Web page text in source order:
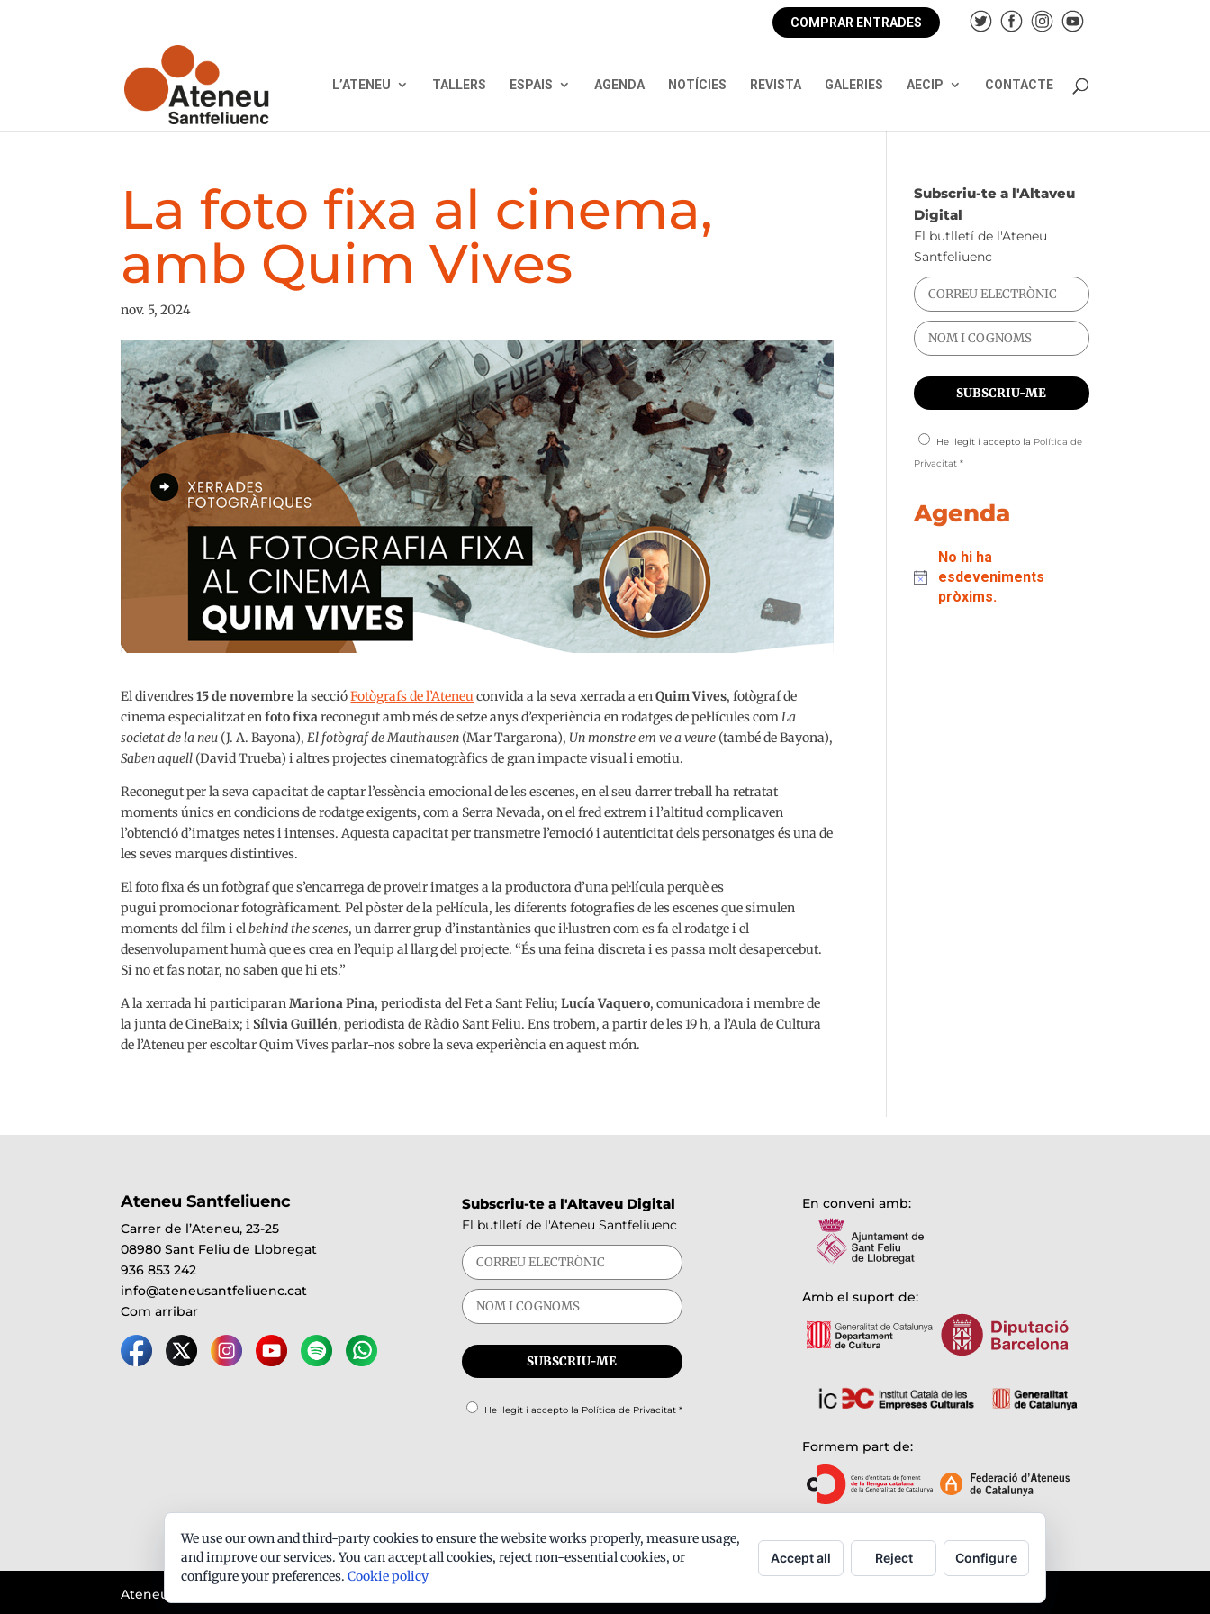
COMPRAR ENTRADES
L’ATENEU TALLERS ESPAIS AGENDA NOTÍCIES REVISTA GALERIES AECIP CONTACTE
La foto fixa al cinema,
amb Quim Vives
nov. 5, 2024
El divendres15 de novembre la seccióFotògrafs de l’Ateneuconvida a la seva xerrada a enQuim Vives, fotògraf de
cinema especialitzat enfoto fixareconegut amb més de setze anys d’experiència en rodatges de pel·lícules comLa
societat de la neu (J. A. Bayona),El fotògraf de Mauthausen (Mar Targarona), Un monstre em ve a veure (també de Bayona),
Saben aquell (David Trueba) i altres projectes cinematogràfics de gran impacte visual i emotiu.
Reconegut per la seva capacitat de captar l’essència emocional de les escenes, en el seu darrer treball ha retratat
moments únics en condicions de rodatge exigents, com a Serra Nevada, on el fred extrem i l’altitud complicaven
l’obtenció d’imatges netes i intenses. Aquesta capacitat per transmetre l’emoció i autenticitat dels personatges és una de
les seves marques distintives.
El foto fixa és un fotògraf que s’encarrega de proveir imatges a la productora d’una pel·lícula perquè es
pugui promocionar fotogràficament. Pel pòster de la pel·lícula, les diferents fotografies de les escenes que simulen
moments del filmi elbehind the scenes, un darrer grup d’instantànies que il·lustren com es fa el rodatge i el
desenvolupament humà que es crea en l’equip al llarg del projecte. “És una feina discreta i es passa molt desapercebut.
Si no et fas notar, no saben que hi ets.”
A la xerrada hi participaranMariona Pina, periodista del Fet a Sant Feliu; Lucía Vaquero, comunicadora i membre de
la junta de CineBaix; iSílvia Guillén, periodista de Ràdio Sant Feliu. Ens trobem, a partir de les 19 h, a l’Aula de Cultura
de l’Ateneu per escoltar Quim Vives parlar-nos sobre la seva experiència en aquest món.
Subscriu-te a l'Altaveu
Digital
El butlletí de l'Ateneu
Santfeliuenc
He llegit i accepto la Política de
Privacitat *
Agenda
No hi ha
esdeveniments
pròxims.
Ateneu Santfeliuenc
Carrer de l’Ateneu, 23-25
08980 Sant Feliu de Llobregat
936 853 242
info@ateneusantfeliuenc.cat
Com arribar
Subscriu-te a l'Altaveu Digital
El butlletí de l'Ateneu Santfeliuenc
He llegit i accepto la Política de Privacitat*
En conveni amb:
Amb el suport de:
Formem part de:
Ateneu Santfeliuenc - Tots els drets reservats -
We use our own and third-party cookies to ensure the website works properly, measure usage,
and improve our services. You can accept all cookies, reject non-essential cookies, or
configure your preferences. Cookie policy
Accept all Reject Configure